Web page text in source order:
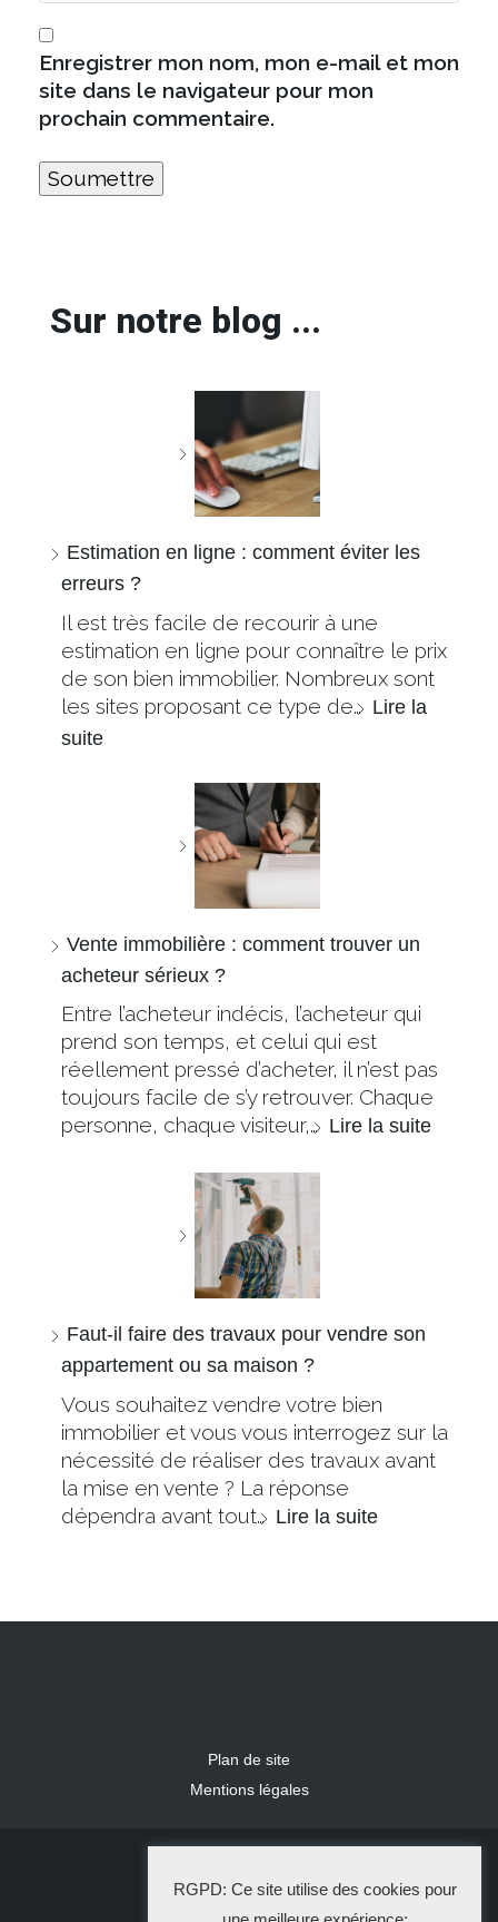
Enregistrer mon nom, mon e-mail et mon
site dans le navigateur pour mon
prochain commentaire.
Sur notre blog ...
Estimation en ligne : comment éviter les
erreurs ?
Il est très facile de recourir à une
estimation en ligne pour connaître le prix
de son bien immobilier. Nombreux sont
les sites proposant ce type de… Lire la
suite
Vente immobilière : comment trouver un
acheteur sérieux ?
Entre l’acheteur indécis, l’acheteur qui
prend son temps, et celui qui est
réellement pressé d’acheter, il n’est pas
toujours facile de s’y retrouver. Chaque
personne, chaque visiteur,… Lire la suite
Faut-il faire des travaux pour vendre son
appartement ou sa maison ?
Vous souhaitez vendre votre bien
immobilier et vous vous interrogez sur la
nécessité de réaliser des travaux avant
la mise en vente ? La réponse
dépendra avant tout… Lire la suite
Plan de site
Mentions légales
La Solution Immo
RGPD: Ce site utilise des cookies pour